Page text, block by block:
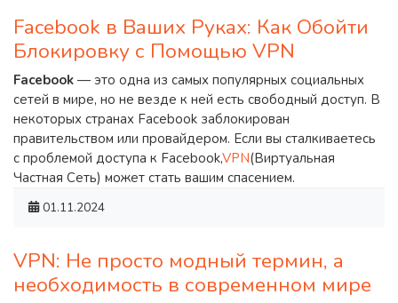
Facebook в Ваших Руках: Как Обойти
Блокировку с Помощью VPN
Facebook — это одна из самых популярных социальных
сетей в мире, но не везде к ней есть свободный доступ. В
некоторых странах Facebook заблокирован
правительством или провайдером. Если вы сталкиваетесь
с проблемой доступа к Facebook,VPN(Виртуальная
Частная Сеть) может стать вашим спасением.
01.11.2024
VPN: Не просто модный термин, а
необходимость в современном мире